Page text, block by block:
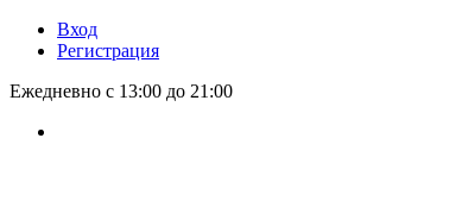
Вход
Регистрация
Ежедневно с 13:00 до 21:00